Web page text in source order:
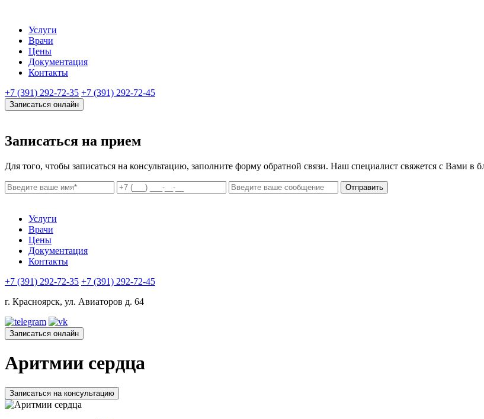
Услуги
Врачи
Цены
Документация
Контакты
+7 (391) 292-72-35 +7 (391) 292-72-45
Записаться онлайн
Записаться на прием
Для того, чтобы записаться на консультацию, заполните форму обратной связи. Наш специалист свяжется с Вами в
Отправить
Услуги
Врачи
Цены
Документация
Контакты
+7 (391) 292-72-35 +7 (391) 292-72-45
г. Красноярск, ул. Авиаторов д. 64
Записаться онлайн
Аритмии сердца
Записаться на консультацию